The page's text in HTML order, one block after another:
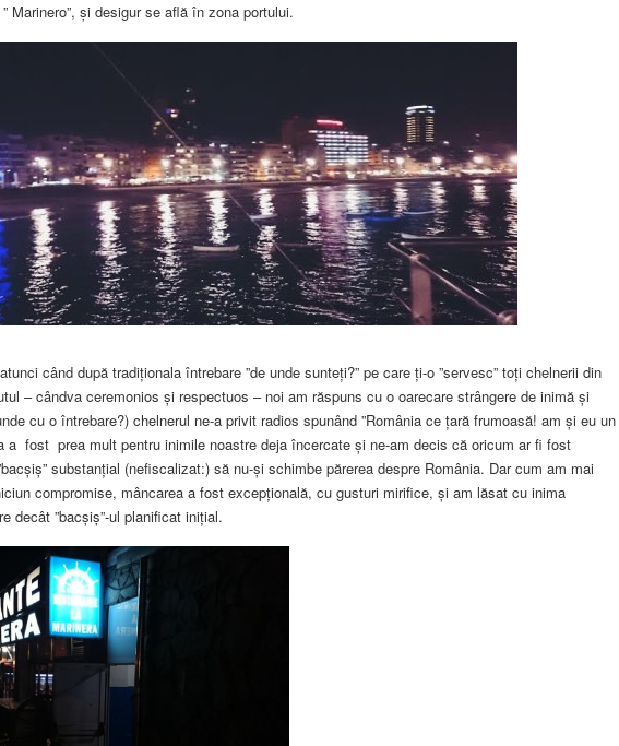
Marinero”, și desigur se află în zona portului.
când după tradiționala întrebare ”de unde sunteți?” pe care ți-o ”servesc” toți chelnerii din
– cândva ceremonios și respectuos – noi am răspuns cu o oarecare strângere de inimă și
cu o întrebare?) chelnerul ne-a privit radios spunând ”România ce țară frumoasă! am și eu un
a fost prea mult pentru inimile noastre deja încercate și ne-am decis că oricum ar fi fost
substanțial (nefiscalizat:) să nu-și schimbe părerea despre România. Dar cum am mai
compromise, mâncarea a fost excepțională, cu gusturi mirifice, și am lăsat cu inima
decât ”bacșiș”-ul planificat inițial.